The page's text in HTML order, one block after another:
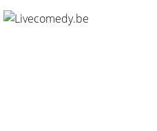
Artist not found